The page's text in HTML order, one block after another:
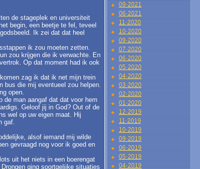
de stageplek en universiteit
begin, een beetje te fel, teveel
Ik zei dat dat heel
ik zou moeten zetten.
zou krijgen die ik verwachte. En
Op dat moment had ik ook
zag ik dat ik net mijn trein
bus die mij eventueel zou helpen.
open.
de man aangaf dat dat voor hem
Geloof jij in God? Out of de
wel op uw eigen maat. Hij
gaf.
alsof iemand mij wilde
gevraagd nog voor ik goed en
uit het niets in een boerengat
ging soortgelijke situaties
09-2021
06-2021
11-2020
10-2020
09-2020
07-2020
06-2020
05-2020
04-2020
03-2020
02-2020
01-2020
12-2019
11-2019
10-2019
09-2019
06-2019
05-2019
04-2019